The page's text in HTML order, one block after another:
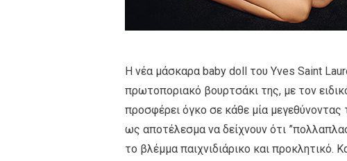
Η νέα μάσκαρα baby doll του Yves Saint
πρωτοποριακό βουρτσάκι της, με τον
προσφέρει όγκο σε κάθε μία μεγεθύνοντας
ως αποτέλεσμα να δείχνουν ότι
το βλέμμα παιχνιδιάρικο και προκλητικό.